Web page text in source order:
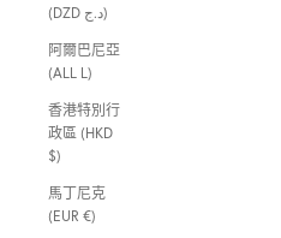
(DZD د.ج)
阿爾巴尼亞
(ALL L)
香港特別行
政區 (HKD
$)
馬丁尼克
(EUR €)